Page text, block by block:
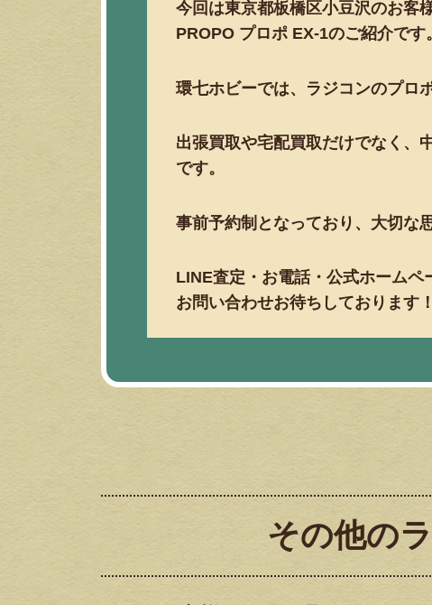
今回は東京都板橋区小豆沢のお客
PROPO プロポ EX-1のご紹介です
環七ホビーでは、ラジコンのプロ
出張買取や宅配買取だけでなく、
です。
事前予約制となっており、大切な
LINE査定・お電話・公式ホーム
お問い合わせお待ちしております！
その他の